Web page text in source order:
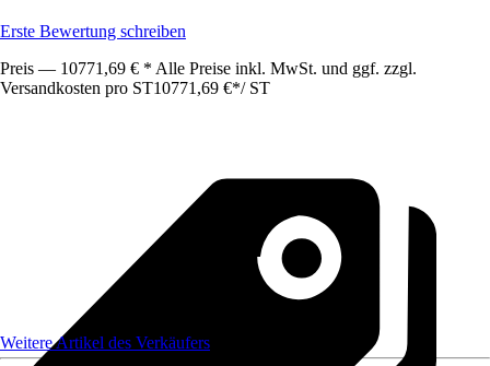
Erste Bewertung schreiben
Preis — 10771,69 € * Alle Preise inkl. MwSt. und ggf. zzgl.
Versandkosten pro ST10771,69 €*/ ST
Weitere Artikel des Verkäufers